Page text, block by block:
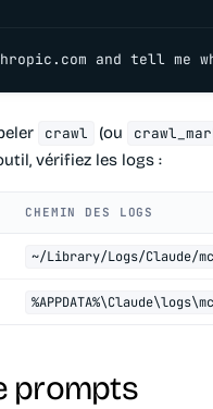
and tell me
crawl (ou
vérifiez les logs :
CHEMIN DES LOGS
~/Library/Logs/Claude/
prompts